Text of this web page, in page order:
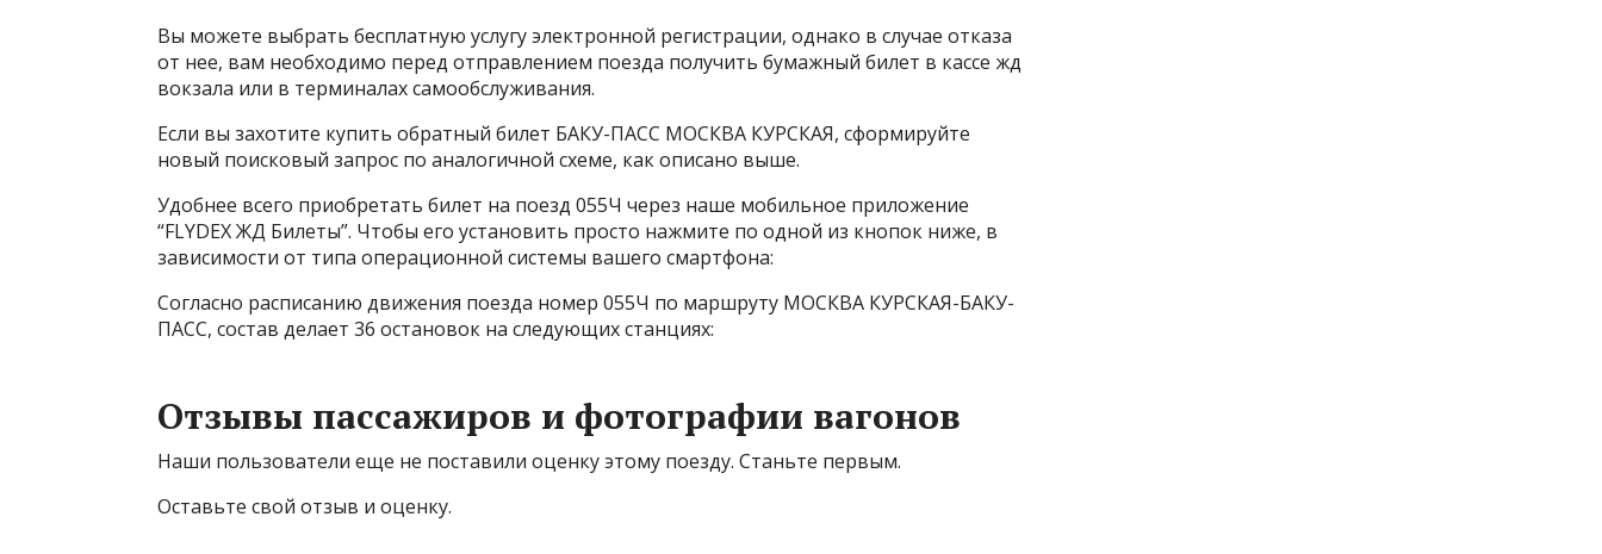
Вы можете выбрать бесплатную услугу электронной регистрации, однако в случае отказа
от нее, вам необходимо перед отправлением поезда получить бумажный билет в кассе жд
вокзала или в терминалах самообслуживания.
Если вы захотите купить обратный билет БАКУ-ПАСС МОСКВА КУРСКАЯ, сформируйте
новый поисковый запрос по аналогичной схеме, как описано выше.
Удобнее всего приобретать билет на поезд 055Ч через наше мобильное приложение
“FLYDEX ЖД Билеты”. Чтобы его установить просто нажмите по одной из кнопок ниже, в
зависимости от типа операционной системы вашего смартфона:
Согласно расписанию движения поезда номер 055Ч по маршруту МОСКВА КУРСКАЯ-БАКУ-
ПАСС, состав делает 36 остановок на следующих станциях:
Отзывы пассажиров и фотографии вагонов
Наши пользователи еще не поставили оценку этому поезду. Станьте первым.
Оставьте свой отзыв и оценку.